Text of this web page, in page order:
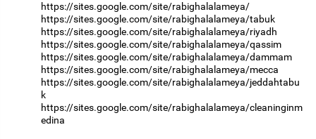
https://sites.google.com/site/rabighalalameya/
https://sites.google.com/site/rabighalalameya/tabuk
https://sites.google.com/site/rabighalalameya/riyadh
https://sites.google.com/site/rabighalalameya/qassim
https://sites.google.com/site/rabighalalameya/dammam
https://sites.google.com/site/rabighalalameya/mecca
https://sites.google.com/site/rabighalalameya/jeddahtabu
k
https://sites.google.com/site/rabighalalameya/cleaninginm
edina